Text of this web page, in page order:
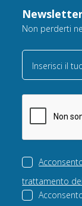
Non perderti
Inserisci il
trattamento